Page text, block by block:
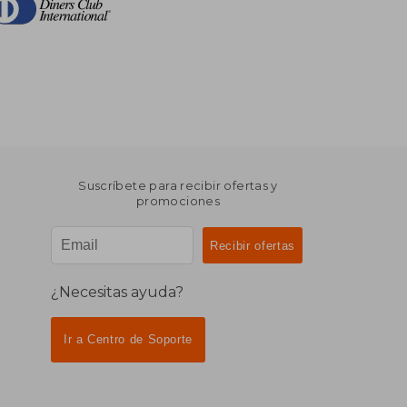
Suscríbete para recibir ofertas y
promociones
¿Necesitas ayuda?
Ir a Centro de Soporte